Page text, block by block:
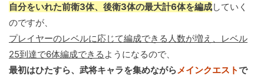
自分をいれた前衛3体、後衛3体の最大計6体を編成していく
のですが、
プレイヤーのレベルに応じて編成できる人数が増え、レベル
25到達で6体編成できる ようになるので、
最初はひたすら、武将キャラを集めながら メインクエストで